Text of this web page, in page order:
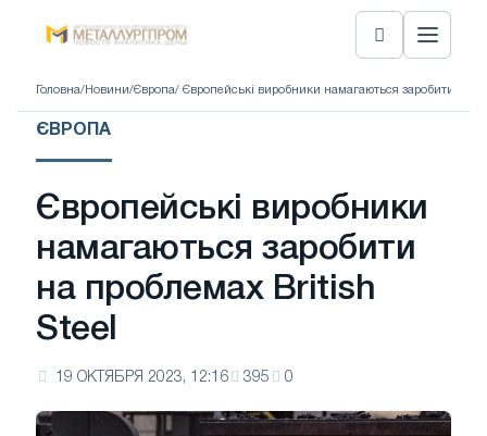
Головна/ Новини/Європа/ Європейські виробники намагаються заробити на
ЄВРОПА
Європейські виробники
намагаються заробити
на проблемах British
Steel
19 ОКТЯБРЯ 2023, 12:16 395 0